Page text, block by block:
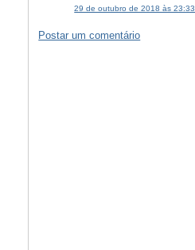
29 de outubro de 2018 às 23:33
Postar um comentário